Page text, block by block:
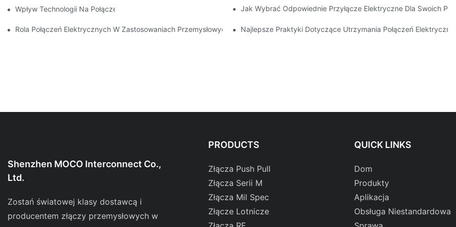
Wpływ Technologii Na Połączenia Elektryczne W Elektronice Jak Wybrać Odpowiednie Przyłącze Elektryczne Dla Swoich
Rola Połączeń Elektrycznych W Zastosowaniach Przemysłowych Najlepsze Praktyki Dotyczące Utrzymania Połączeń
Shenzhen MOCO Interconnect Co.,
Ltd.
Zostań światowej klasy dostawcą i
producentem złączy przemysłowych w
PRODUCTS
Złącza Push Pull
Złącza Serii M
Złącza Mil Spec
Złącze Lotnicze
QUICK LINKS
Dom
Produkty
Aplikacja
Obsługa Niestandardowa